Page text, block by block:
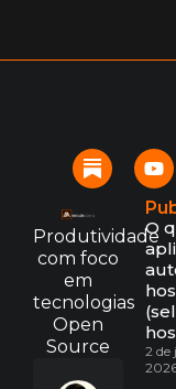
Produtividade
com foco
em
tecnologias
Open
Source
O
2 de